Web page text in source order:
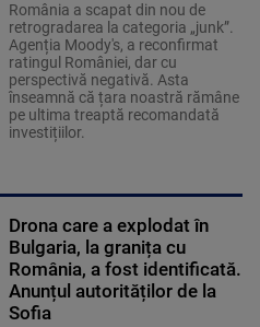
România a scapat din nou de
retrogradarea la categoria „junk”.
Agenția Moody's, a reconfirmat
ratingul României, dar cu
perspectivă negativă. Asta
înseamnă că țara noastră rămâne
pe ultima treaptă recomandată
investițiilor.
Drona care a explodat în
Bulgaria, la granița cu
România, a fost identificată.
Anunțul autorităților de la
Sofia